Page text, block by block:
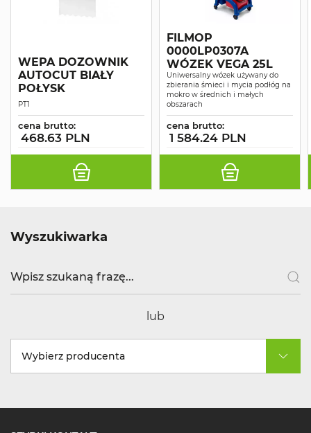
WEPA DOZOWNIK
AUTOCUT BIAŁY
POŁYSK
PT1
cena brutto:
468.63 PLN
FILMOP
0000LP0307A
WÓZEK VEGA 25L
Uniwersalny wózek używany do
zbierania śmieci i mycia podłóg na
mokro w średnich i małych
obszarach
cena brutto:
1 584.24 PLN
Wyszukiwarka
lub
Wybierz producenta